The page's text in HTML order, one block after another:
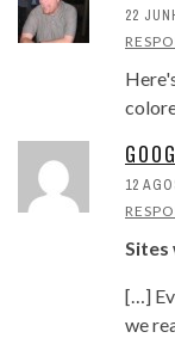
22
12
Sites
[…]
we